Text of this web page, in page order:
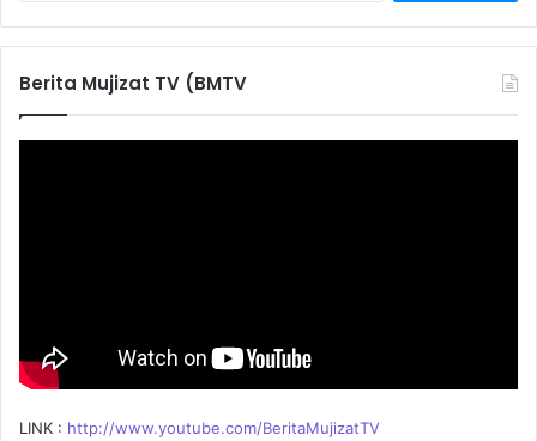
r
f
o
Berita Mujizat TV (BMTV
LINK : http://www.youtube.com/BeritaMujizatTV